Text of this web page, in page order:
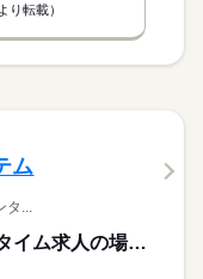
り転載）
ム
タ...
210,000円〜430,000円 ※フルタイム求人の場合は月額（換算額）、パート求人の場合は時間額を表示しています。